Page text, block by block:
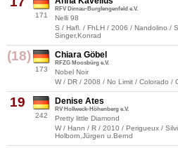
171
RFV Dirnau-Burglengenfeld e.V.
Nelli 98
S / Hafl. / FhLH / 2006 / Nandolino /
Singer,Konrad
(18)
173
Chiara Göbel
RFZG Moosbürg e.V.
Nobel Noir
W / DR / 2008 / No Limit / Colorado /
19
242
Denise Ates
RV Hollweck-Höhenberg e.V.
Pretty little Diamond
W / Hann / R / 2010 / Perigueux /
Holborn,Jürgen u.Bernd